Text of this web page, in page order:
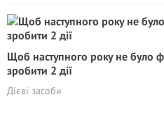
Щоб наступного року не було
зробити 2 дії
Дієві засоби